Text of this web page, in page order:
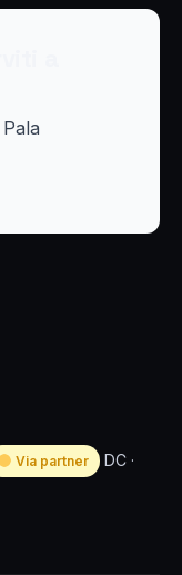
Via partner DC ·